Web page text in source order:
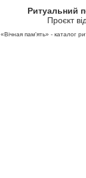
Ритуальний
Проєкт
«Вічная пам'ять» - каталог